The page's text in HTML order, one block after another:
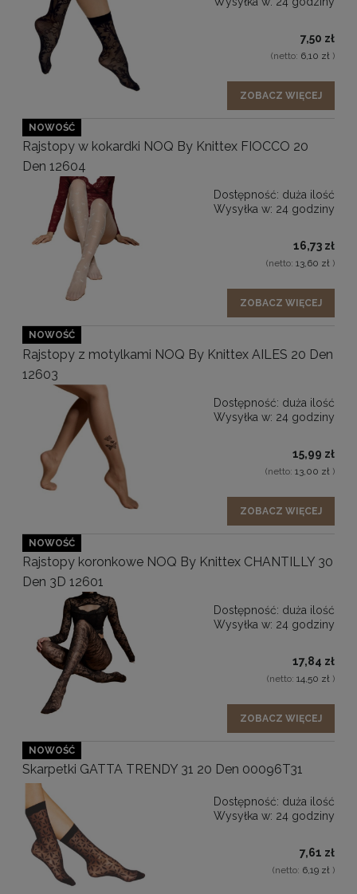
7,50 zł
(netto: 6,10 zł )
ZOBACZ WIĘCEJ
Rajstopy w kokardki NOQ By Knittex FIOCCO 20
Den 12604
Dostępność: duża ilość
Wysyłka w: 24 godziny
16,73 zł
(netto: 13,60 zł )
ZOBACZ WIĘCEJ
NOWOŚĆ
Rajstopy z motylkami NOQ By Knittex AILES 20 Den
12603
Dostępność: duża ilość
Wysyłka w: 24 godziny
15,99 zł
(netto: 13,00 zł )
ZOBACZ WIĘCEJ
NOWOŚĆ
Rajstopy koronkowe NOQ By Knittex CHANTILLY 30
Den 3D 12601
Dostępność: duża ilość
Wysyłka w: 24 godziny
17,84 zł
(netto: 14,50 zł )
ZOBACZ WIĘCEJ
NOWOŚĆ
Skarpetki GATTA TRENDY 31 20 Den 00096T31
Dostępność: duża ilość
Wysyłka w: 24 godziny
7,61 zł
(netto: 6,19 zł )
NOWOŚĆ